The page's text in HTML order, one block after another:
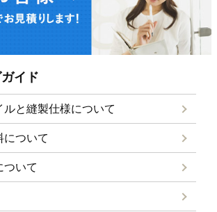
イド
ルと縫製仕様について
について
ついて